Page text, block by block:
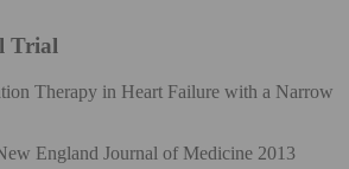
Trial
Therapy in Heart Failure with a Narrow
England Journal of Medicine 2013